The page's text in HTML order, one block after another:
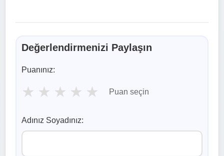
Değerlendirmenizi Paylaşın
Puanınız:
★ ★ ★ ★ ★ Puan seçin
Adınız Soyadınız: